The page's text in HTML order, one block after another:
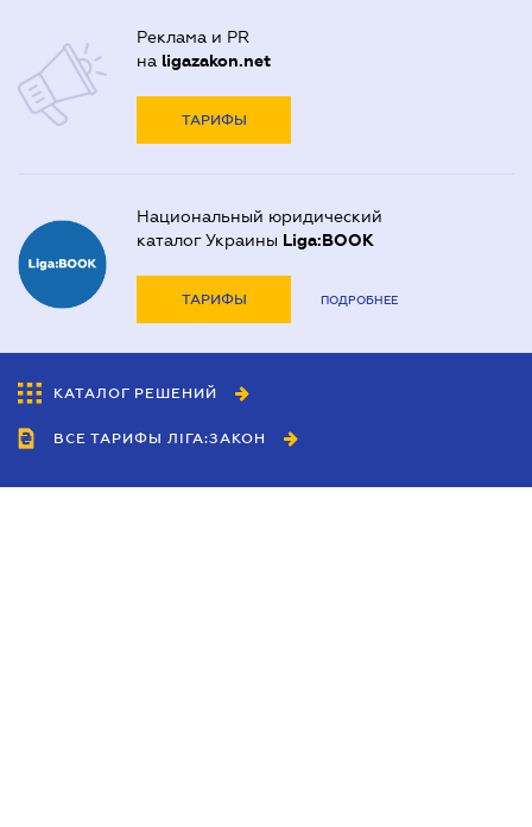
Реклама и PR
на ligazakon.net
ТАРИФЫ
Национальный юридический
каталог Украины Liga:BOOK
ТАРИФЫ ПОДРОБНЕЕ
КАТАЛОГ РЕШЕНИЙ
ВСЕ ТАРИФЫ ЛІГА:ЗАКОН